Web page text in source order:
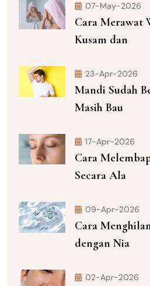
07-May-2026
Cara Merawat
Kusam dan
23-Apr-2026
Mandi Sudah
Masih Bau
17-Apr-2026
Cara
Secara Ala
09-Apr-2026
Cara
dengan Nia
02-Apr-2026